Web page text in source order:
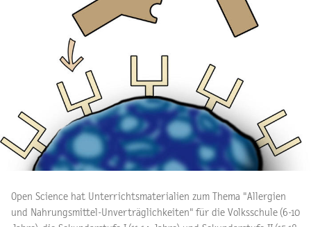
Open Science hat Unterrichtsmaterialien zum Thema "Allergien
und Nahrungsmittel-Unverträglichkeiten" für die Volksschule (6-10